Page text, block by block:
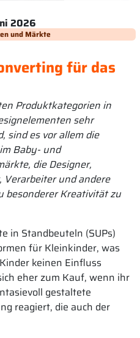
2026
und Märkte
für das
Produktkategorien in
sehr
sind es vor allem die
Baby- und
die Designer,
und andere
besonderer Kreativität zu
in Standbeuteln (SUPs)
für Kleinkinder, was
keinen Einfluss
eher zum Kauf, wenn ihr
gestaltete
reagiert, die auch der